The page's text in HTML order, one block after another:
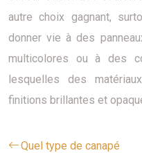
autre choix gagnant,
donner vie à des
multicolores ou à des
lesquelles des
finitions brillantes et
Quel type de canapé